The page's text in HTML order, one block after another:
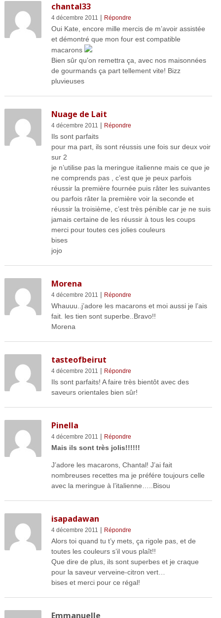
chantal33
4 décembre 2011 | Répondre
Oui Kate, encore mille mercis de m’avoir assistée
et démontré que mon four est compatible
macarons
Bien sûr qu’on remettra ça, avec nos maisonnées
de gourmands ça part tellement vite! Bizz
pluvieuses
Nuage de Lait
4 décembre 2011 | Répondre
Ils sont parfaits
pour ma part, ils sont réussis une fois sur deux voir
sur 2
je n’utilise pas la meringue italienne mais ce que je
ne comprends pas , c’est que je peux parfois
réussir la première fournée puis râter les suivantes
ou parfois râter la première voir la seconde et
réussir la troisième, c’est très pénible car je ne suis
jamais certaine de les réussir à tous les coups
merci pour toutes ces jolies couleurs
bises
jojo
Morena
4 décembre 2011 | Répondre
Whauuu..j’adore les macarons et moi aussi je l’ais
fait. les tien sont superbe..Bravo!!
Morena
tasteofbeirut
4 décembre 2011 | Répondre
Ils sont parfaits! A faire très bientôt avec des
saveurs orientales bien sûr!
Pinella
4 décembre 2011 | Répondre
Mais ils sont très jolis!!!!!!
J’adore les macarons, Chantal! J’ai fait
nombreuses recettes ma je préfére toujours celle
avec la meringue à l’italienne…..Bisou
isapadawan
4 décembre 2011 | Répondre
Alors toi quand tu t’y mets, ça rigole pas, et de
toutes les couleurs s’il vous plaît!!
Que dire de plus, ils sont superbes et je craque
pour la saveur verveine-citron vert…
bises et merci pour ce régal!
Emmanuelle